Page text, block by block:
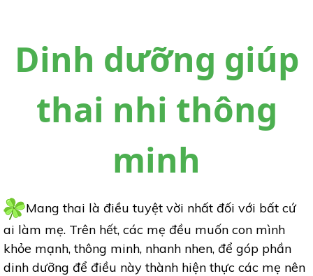
Dinh dưỡng giúp
thai nhi thông
minh
Mang thai là điều tuyệt vời nhất đối với bất cứ
ai làm mẹ. Trên hết, các mẹ đều muốn con mình
khỏe mạnh, thông minh, nhanh nhen, để góp phần
dinh dưỡng để điều này thành hiện thực các mẹ nên